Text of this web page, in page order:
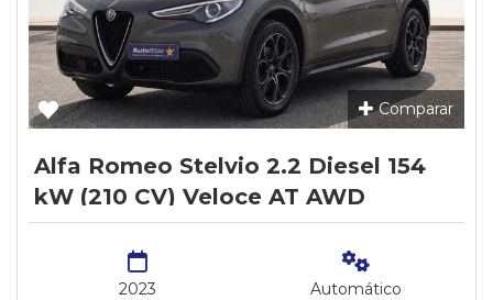
Comparar
Alfa Romeo Stelvio 2.2 Diesel 154
kW (210 CV) Veloce AT AWD
2023 Automático